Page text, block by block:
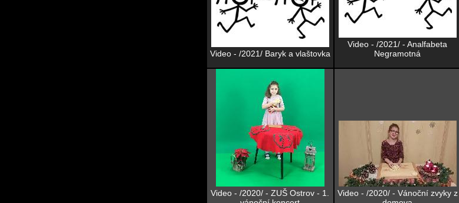
Video - /2021/ Baryk a vlaštovka
Video - /2021/ - Analfabeta
Negramotná
Video - /2020/ - ZUŠ Ostrov - 1.
Video - /2020/ - Vánoční zvyky z